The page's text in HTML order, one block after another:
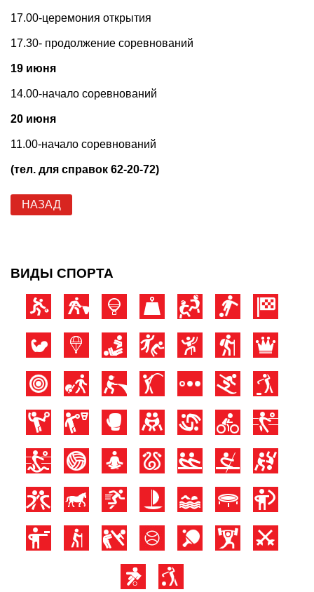
17.00-церемония открытия
17.30- продолжение соревнований
19 июня
14.00-начало соревнований
20 июня
11.00-начало соревнований
(тел. для справок 62-20-72)
НАЗАД
ВИДЫ СПОРТА